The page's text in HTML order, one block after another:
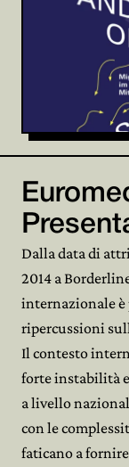
Dalla data di
2014 a
internazionale è
ripercussioni
Il contesto
forte instabilità
a livello
con le
faticano a